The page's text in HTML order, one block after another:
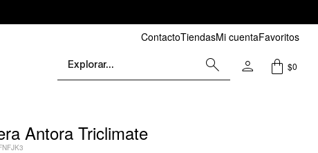
ContactoTiendasMi cuentaFavoritos
$0
Antora Triclimate